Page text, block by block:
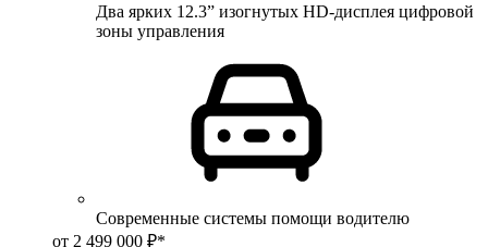
Два ярких 12.3” изогнутых HD-дисплея цифровой
зоны управления
Современные системы помощи водителю
от 2 499 000 ₽*